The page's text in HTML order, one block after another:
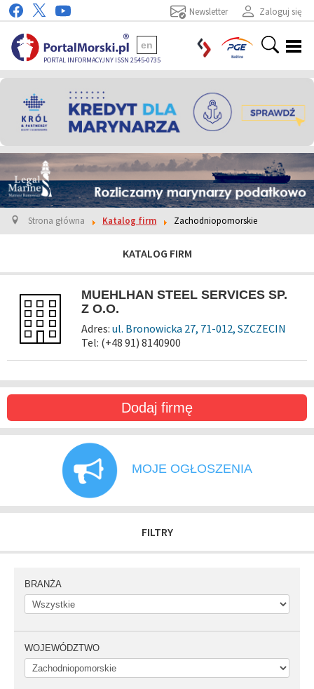
Zaloguj się
Newsletter
PORTAL INFORMACYJNY ISSN 2545-0735
en
Strona główna Katalog firm Zachodniopomorskie
KATALOG FIRM
MUEHLHAN STEEL SERVICES SP.
Z O.O.
Adres: ul. Bronowicka 27, 71-012, SZCZECIN
Tel: (+48 91) 8140900
Dodaj firmę
MOJE OGŁOSZENIA
FILTRY
BRANŻA
WOJEWÓDZTWO